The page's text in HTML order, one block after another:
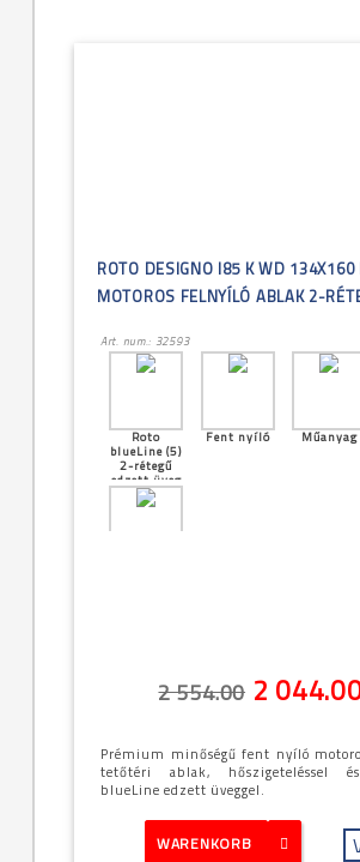
ROTO DESIGNO I85 K WD 134X160
MOTOROS FELNYÍLÓ ABLAK 2-
Art. num.: 32593
Roto
blueLine (5)
2-rétegű
edzett üveg
Fent nyíló Műanyag
2 554.00 2
Prémium minőségű fent nyíló
tetőtéri ablak, hőszigeteléssel és 2-rétegű
blueLine edzett üveggel.
WARENKORB